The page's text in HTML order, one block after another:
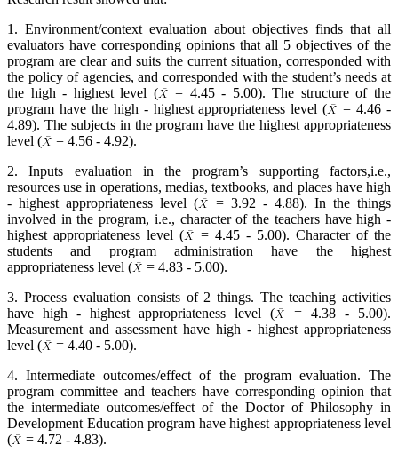
1. Environment/context evaluation about objectives finds that all
evaluators have corresponding opinions that all 5 objectives of the
program are clear and suits the current situation, corresponded with
the policy of agencies, and corresponded with the student’s needs at
the high - highest level (
= 4.45 - 5.00). The structure of the
program have the high - highest appropriateness level (
= 4.46 -
4.89). The subjects in the program have the highest appropriateness
level (
= 4.56 - 4.92).
2. Inputs evaluation in the program’s supporting factors,i.e.,
resources use in operations, medias, textbooks, and places have high
- highest appropriateness level (
= 3.92 - 4.88). In the things
involved in the program, i.e., character of the teachers have high -
highest appropriateness level (
= 4.45 - 5.00). Character of the
students and program administration have the highest
appropriateness level (
= 4.83 - 5.00).
3. Process evaluation consists of 2 things. The teaching activities
have high - highest appropriateness level (
= 4.38 - 5.00).
Measurement and assessment have high - highest appropriateness
level (
= 4.40 - 5.00).
4. Intermediate outcomes/effect of the program evaluation. The
program committee and teachers have corresponding opinion that
the intermediate outcomes/effect of the Doctor of Philosophy in
Development Education program have highest appropriateness level
(
= 4.72 - 4.83).